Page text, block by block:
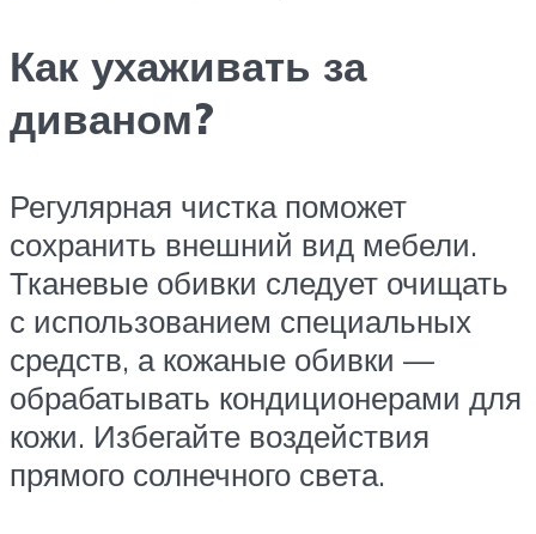
Как ухаживать за
диваном?
Регулярная чистка поможет
сохранить внешний вид мебели.
Тканевые обивки следует очищать
с использованием специальных
средств, а кожаные обивки —
обрабатывать кондиционерами для
кожи. Избегайте воздействия
прямого солнечного света.